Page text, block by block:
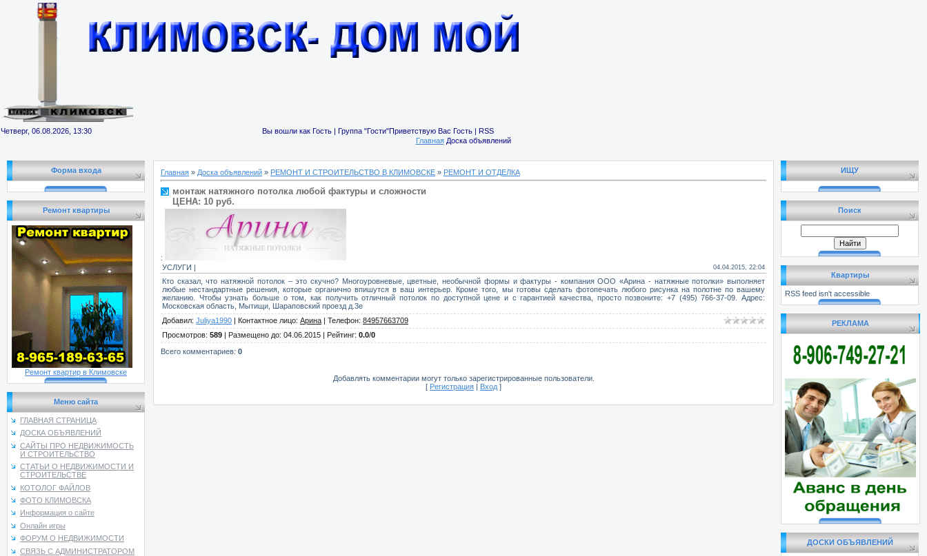
Четверг, 06.08.2026, 13:30
Вы вошли как Гость | Группа "Гости"Приветствую Вас Гость | RSS
ГлавнаяДоска объявлений
Форма входа
Ремонт квартиры
Ремонт квартир в Климовске
Меню сайта
ГЛАВНАЯ СТРАНИЦА
ДОСКА ОБЪЯВЛЕНИЙ
САЙТЫ ПРО НЕДВИЖИМОСТЬ
И СТРОИТЕЛЬСТВО
СТАТЬИ О НЕДВИЖИМОСТИ И
СТРОИТЕЛЬСТВЕ
КОТОЛОГ ФАЙЛОВ
ФОТО КЛИМОВСКА
Информация о сайте
Онлайн игры
ФОРУМ О НЕДВИЖИМОСТИ
СВЯЗЬ С АДМИНИСТРАТОРОМ
Главная » Доска объявлений » РЕМОНТ И СТРОИТЕЛЬСТВО В КЛИМОВСКЕ » РЕМОНТ И ОТДЕЛКА
монтаж натяжного потолка любой фактуры и сложности
ЦЕНА: 10 руб.
:
УСЛУГИ |
04.04.2015, 22:04
Кто сказал, что натяжной потолок – это скучно? Многоуровневые, цветные, необычной формы и фактуры - компания ООО «Арина - натяжные потолки» выполняет
любые нестандартные решения, которые органично впишутся в ваш интерьер. Кроме того, мы готовы сделать фотопечать любого рисунка на полотне по вашему
желанию. Чтобы узнать больше о том, как получить отличный потолок по доступной цене и с гарантией качества, просто позвоните: +7 (495) 766-37-09. Адрес:
Московская область, Мытищи, Шараповский проезд д.3е
Добавил: Juliya1990 | Контактное лицо: Арина | Телефон: 84957663709
Просмотров: 589 | Размещено до: 04.06.2015 | Рейтинг: 0.0/0
Всего комментариев: 0
Добавлять комментарии могут только зарегистрированные пользователи.
[ Регистрация | Вход ]
ИЩУ
Поиск
Квартиры
RSS feed isn't accessible
РЕКЛАМА
ДОСКИ ОБЪЯВЛЕНИЙ